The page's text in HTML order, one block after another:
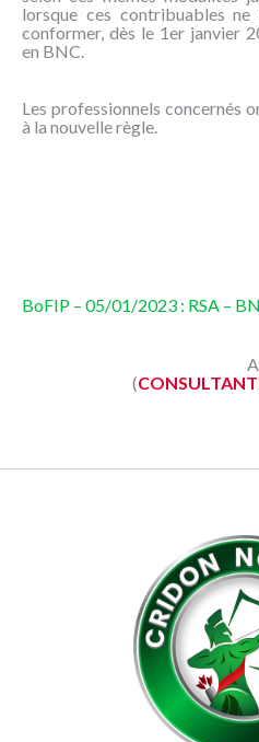
lorsque ces contribuables
conformer, dès le 1er janvier
en BNC.
Les professionnels concernés
à la nouvelle règle.
BoFIP – 05/01/2023 : RSA –
(